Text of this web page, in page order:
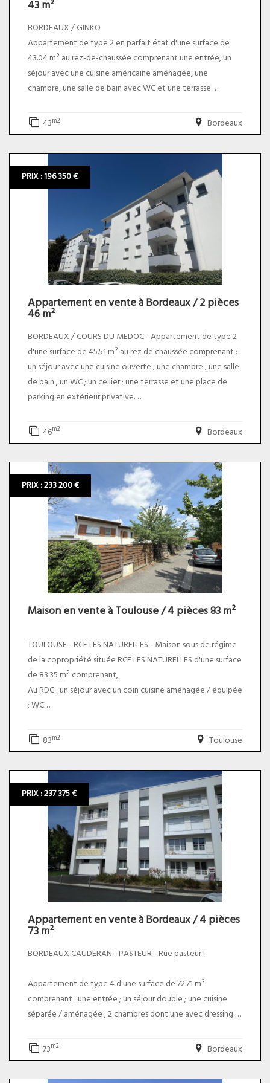
43 m²
BORDEAUX / GINKO
Appartement de type 2 en parfait état d'une surface de
43.04 m² au rez-de-chaussée comprenant une entrée, un
séjour avec une cuisine américaine aménagée, une
chambre, une salle de bain avec WC et une terrasse.
* DPE : B - B
* charges annuelles : environ 1172 euros. Le prix du bien net
vendeur est de 155 000,00 euros plus 6,00% TTC
d'honoraires charge acquéreur soit un prix total de 164
300,00 euros. DPE ANCIENNE VERSION.
43m2 Bordeaux
PRIX : 196 350 €
Appartement en vente à Bordeaux / 2 pièces
46 m²
BORDEAUX / COURS DU MEDOC - Appartement de type 2
d'une surface de 45.51 m² au rez de chaussée comprenant :
un séjour avec une cuisine ouverte ; une chambre ; une salle
de bain ; un WC ; un cellier ; une terrasse et une place de
parking en extérieur privative.
Environnement calme et sécurisé - Résidence très bien
entretenue
Emplacement très recherché !
Charges annuelles : environ 850 euros / an
Taxes foncieres : 1056 euros. Le prix du bien net vendeur est
de 187 000,00 euros plus 5,00% TTC d'honoraires charge
acquéreur soit un prix total de 196 350,00 euros.
46m2 Bordeaux
PRIX : 233 200 €
Maison en vente à Toulouse / 4 pièces 83 m²
TOULOUSE - RCE LES NATURELLES - Maison sous de régime
de la copropriété située RCE LES NATURELLES d'une surface
de 83.35 m² comprenant,
Au RDC : un séjour avec un coin cuisine aménagée / équipée
; WC
de bain ; WC
Un jardin et un garage
Maison en copropriété *
* Taxe foncière : 1500 euros
* Charges annuelles : 580 euros. Le prix du bien net vendeur
est de 220 000,00 euros plus 6,00% TTC d'honoraires
charge acquéreur soit un prix total de 233 200,00 euros.
83m2 Toulouse
PRIX : 237 375 €
Appartement en vente à Bordeaux / 4 pièces
73 m²
BORDEAUX CAUDERAN - PASTEUR - Rue pasteur !
Appartement de type 4 d'une surface de 72.71 m²
comprenant : une entrée ; un séjour double ; une cuisine
séparée / aménagée ; 2 chambres dont une avec dressing ;
Parking sécurisé avec un portail électrique
73m2 Bordeaux